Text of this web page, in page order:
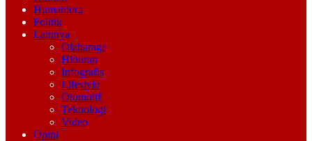
Humaniora
Politik
Lainnya
Olaharaga
Hiburan
Infografis
Lifestyle
Otomotif
Teknologi
Video
Opini